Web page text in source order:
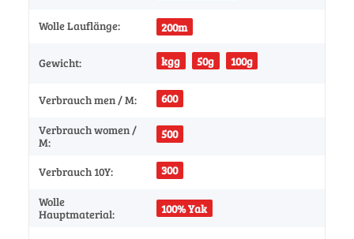
Wolle Lauflänge: 200m
Gewicht: kgg 50g 100g
Verbrauch men / M: 600
Verbrauch women /
M:
500
Verbrauch 10Y: 300
Wolle
Hauptmaterial:
100% Yak